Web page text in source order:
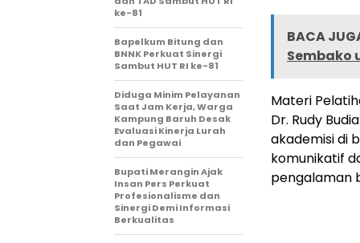
BACA
Sembako
Materi
Dr. Rudy
akademisi di
komunikatif
pengalaman
ke-81
Bapelkum Bitung dan
BNNK Perkuat Sinergi
Sambut HUT RI ke-81
Diduga Minim Pelayanan
Saat Jam Kerja, Warga
Kampung Baruh Desak
Evaluasi Kinerja Lurah
dan Pegawai
Bupati Merangin Ajak
Insan Pers Perkuat
Profesionalisme dan
Sinergi Demi Informasi
Berkualitas